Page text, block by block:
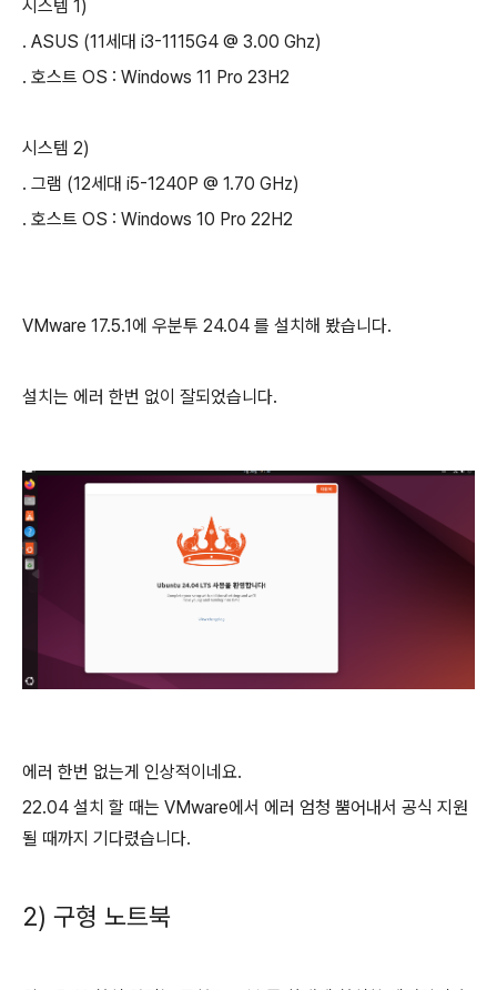
시스템 1)
. ASUS (11세대 i3-1115G4 @ 3.00 Ghz)
. 호스트 OS : Windows 11 Pro 23H2
시스템 2)
. 그램 (12세대 i5-1240P @ 1.70 GHz)
. 호스트 OS : Windows 10 Pro 22H2
VMware 17.5.1에 우분투 24.04 를 설치해 봤습니다.
설치는 에러 한번 없이 잘되었습니다.
에러 한번 없는게 인상적이네요.
22.04 설치 할 때는 VMware에서 에러 엄청 뿜어내서 공식 지원
될 때까지 기다렸습니다.
2) 구형 노트북